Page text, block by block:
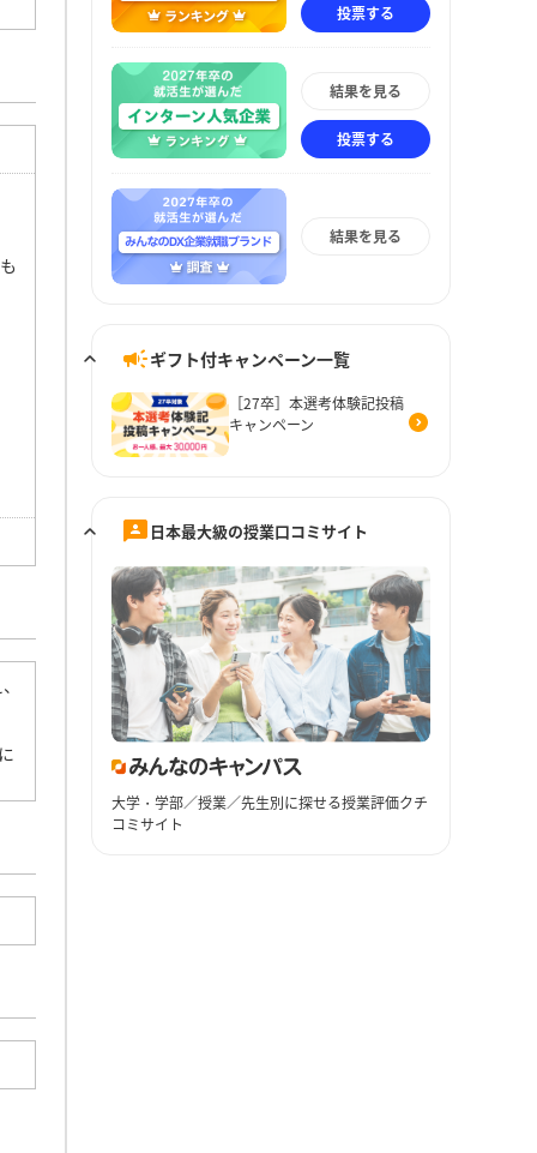
投票する
結果を見る
投票する
結果を見る
ギフト付キャンペーン一覧
［27卒］本選考体験記投稿
キャンペーン
日本最大級の授業口コミサイト
大学・学部／授業／先生別に探せる授業評価クチ
コミサイト